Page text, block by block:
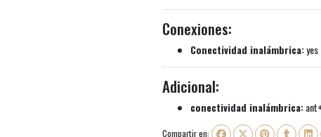
Conexiones:
Conectividad inalámbrica:
Adicional:
conectividad inalámbrica:ant+
Compartir en: